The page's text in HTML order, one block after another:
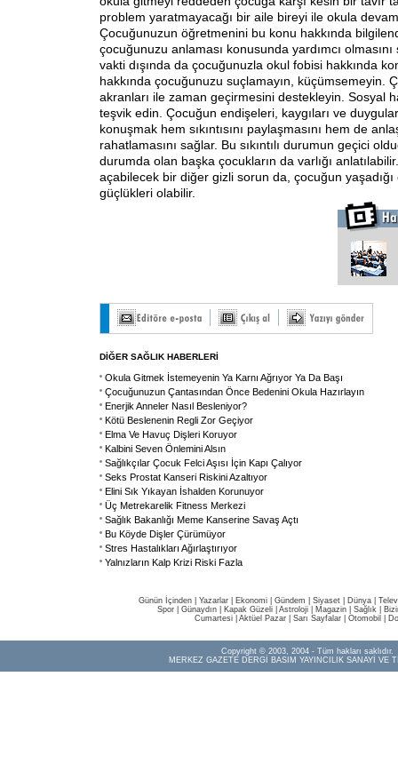
problem yaratmayacağı bir aile bireyi ile okula
Çocuğunuzun öğretmenini bu konu hakkında
çocuğunuzu anlaması konusunda yardımcı
vakti dışında da çocuğunuzla okul fobisi hakkında
hakkında çocuğunuzu suçlamayın, küçümsemeyin.
akranları ile zaman geçirmesini destekleyin. Sosyal
teşvik edin. Çocuğun endişeleri, kaygıları ve
konuşmak hem sıkıntısını paylaşmasını hem de
rahatlamasını sağlar. Bu sıkıntılı durumun geçici
durumda olan başka çocukların da varlığı
açabilecek bir diğer gizli sorun da, çocuğun
güçlükleri olabilir.
DİĞER SAĞLIK HABERLERİ
Okula Gitmek İstemeyenin Ya Karnı Ağrıyor Ya Da Başı
Çocuğunuzun Çantasından Önce Bedenini Okula Hazırlayın
Enerjik Anneler Nasıl Besleniyor?
Kötü Beslenenin Regli Zor Geçiyor
Elma Ve Havuç Dişleri Koruyor
Kalbini Seven Önlemini Alsın
Sağlıkçılar Çocuk Felci Aşısı İçin Kapı Çalıyor
Seks Prostat Kanseri Riskini Azaltıyor
Elini Sık Yıkayan İshalden Korunuyor
Üç Metrekarelik Fitness Merkezi
Sağlık Bakanlığı Meme Kanserine Savaş Açtı
Bu Köyde Dişler Çürümüyor
Stres Hastalıkları Ağırlaştırıyor
Yalnızların Kalp Krizi Riski Fazla
Günün İçinden Yazarlar Ekonomi Gündem Siyaset Dünya |
Spor
Günaydın Kapak Güzeli Astroloji Magazin Sağlık
Cumartesi| Aktüel Pazar| Sarı Sayfalar| Otomobil
Copyright © 2003, 2004 - Tüm hakları saklıdır.
MERKEZ GAZETE DERGİ BASIM YAYINCILIK SANAYİ VE